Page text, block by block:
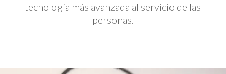
tecnología más avanzada al servicio de las
personas.